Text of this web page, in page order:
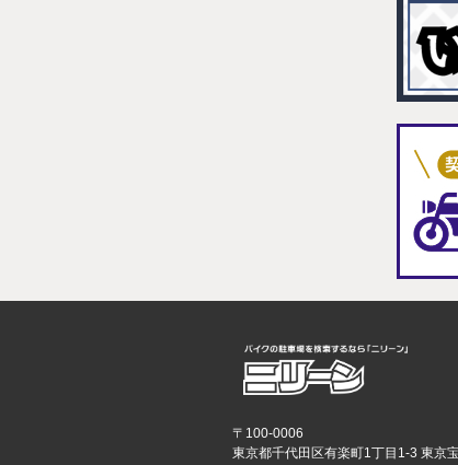
〒100-0006
東京都千代田区有楽町1丁目1-3 東京